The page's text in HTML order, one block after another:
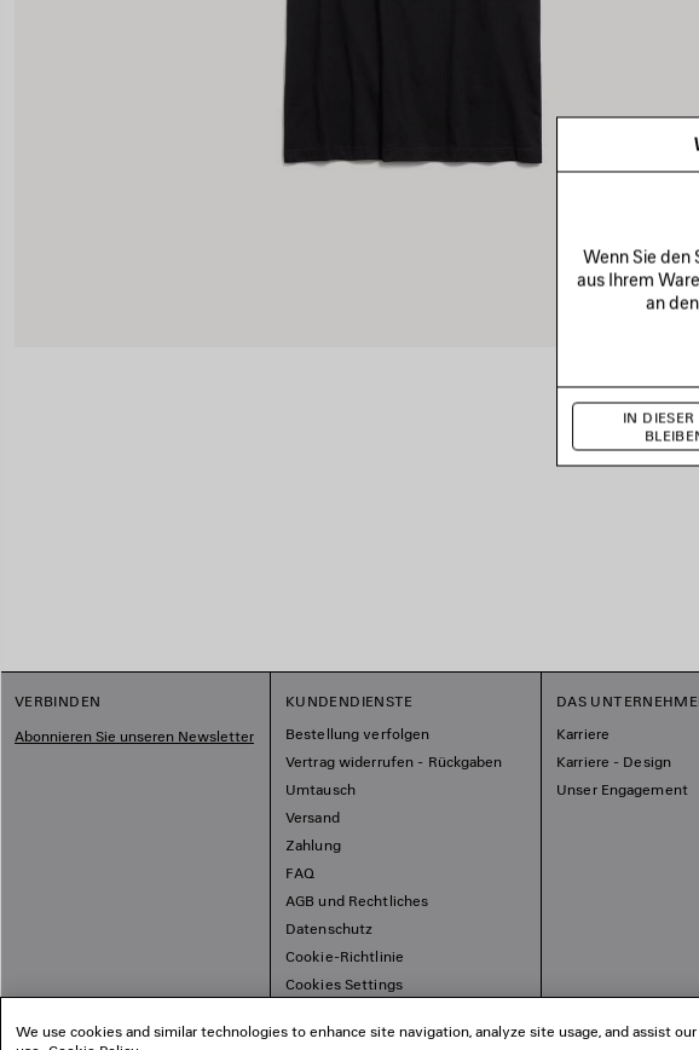
VERBINDEN
Abonnieren Sie unseren Newsletter
KUNDENDIENSTE
Bestellung verfolgen
Vertrag widerrufen - Rückgaben
Umtausch
Versand
Zahlung
FAQ
AGB und Rechtliches
Datenschutz
Cookie-Richtlinie
Cookies Settings
DAS
Karriere
Karriere - Design
Unser Engagement
Wenn Sie
aus Ihrem
an
IN DIESER
We use cookies and similar technologies to enhance site navigation, analyze site usage, and assist